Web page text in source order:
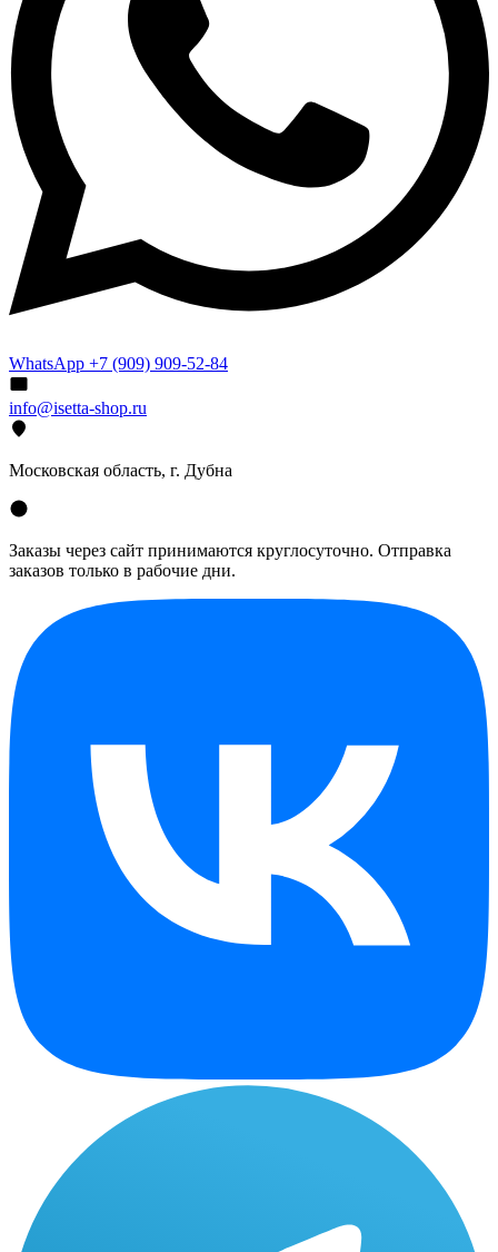
WhatsApp +7 (909) 909-52-84
info@isetta-shop.ru
Московская область, г. Дубна
Заказы через сайт принимаются круглосуточно. Отправка
заказов только в рабочие дни.